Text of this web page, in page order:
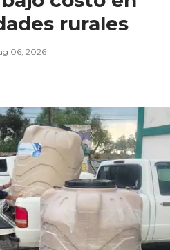
rurales
06, 2026